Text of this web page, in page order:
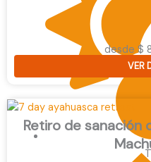
desde $
VER
Retiro de sanación